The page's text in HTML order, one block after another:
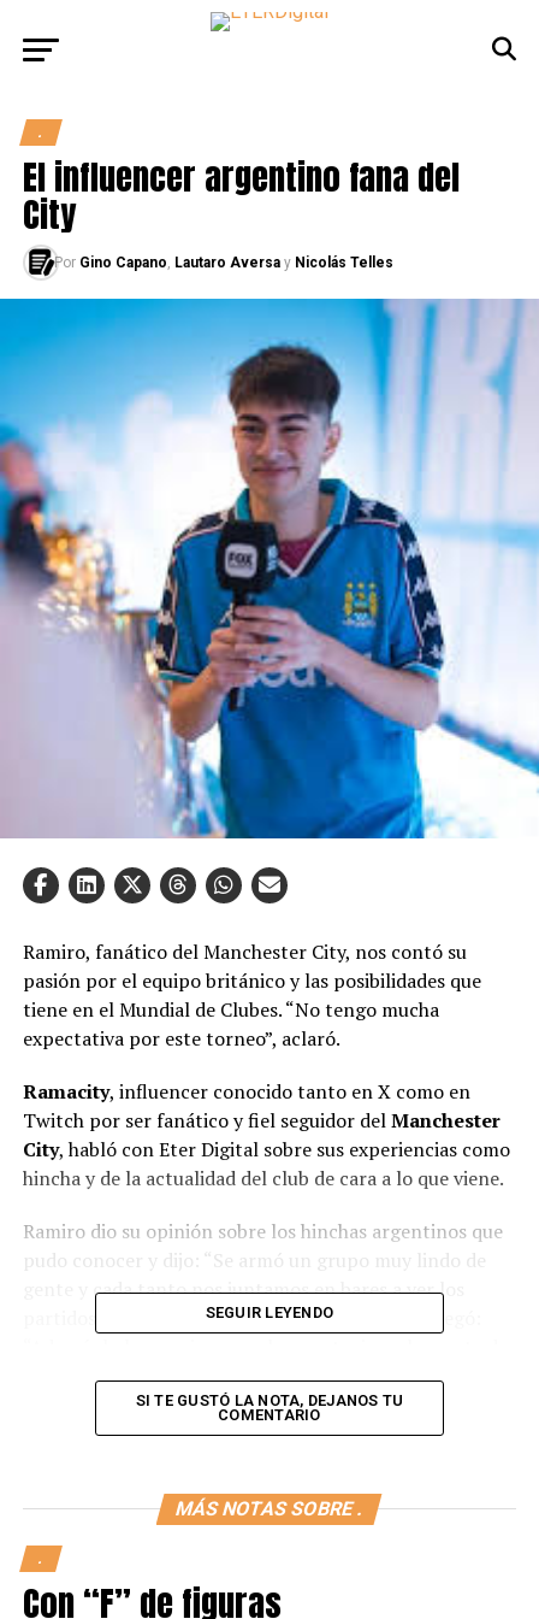
.
El influencer argentino fana del
City
Por Gino Capano, Lautaro Aversay Nicolás Telles
Ramiro, fanático del Manchester City, nos contó su
pasión por el equipo británico y las posibilidades que
tiene en el Mundial de Clubes. “No tengo mucha
expectativa por este torneo”, aclaró.
Ramacity, influencer conocido tanto en X como en
Twitch por ser fanático y fiel seguidor delManchester
City, habló con Eter Digital sobre sus experiencias como
hincha y de la actualidad del club de cara a lo que viene.
Ramiro dio su opinión sobre los hinchas argentinos que
pudo conocer y dijo: “Se armó un grupo muy lindo de
gente y cada tanto nos juntamos en bares a ver los
partidos, sobre todo los más importantes”, y agregó:
coincidir con gente de Inglaterra. Quedaron muy
contentos con lo que hacemos los fanáticos desde acá”.
preparado así nomás y no hay mucha emoción. Veremos
que termina pasando cuando finalmente se juegue”,
pero dijo lo siguiente sobre su grupo: “Si bien el City
decepcionó un poco esta temporada, creo que tiene que
SEGUIR LEYENDO
SI TE GUSTÓ LA NOTA, DEJANOS TU
COMENTARIO
MÁS NOTAS SOBRE .
.
Con “F” de figuras